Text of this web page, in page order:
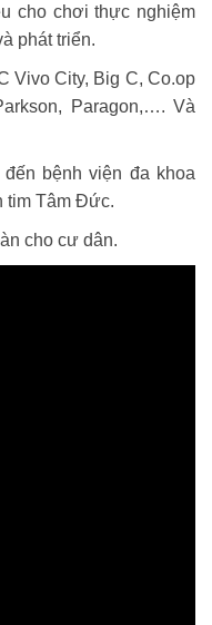
cho chơi thực nghiệm
phát triển.
Vivo City, Big C, Co.op
Paragon,…. Và
bệnh viện đa khoa
tim Tâm Đức.
cho cư dân.